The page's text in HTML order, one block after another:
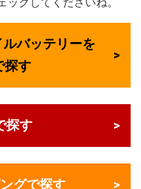
バッテリーを
探す
探す
グで探す